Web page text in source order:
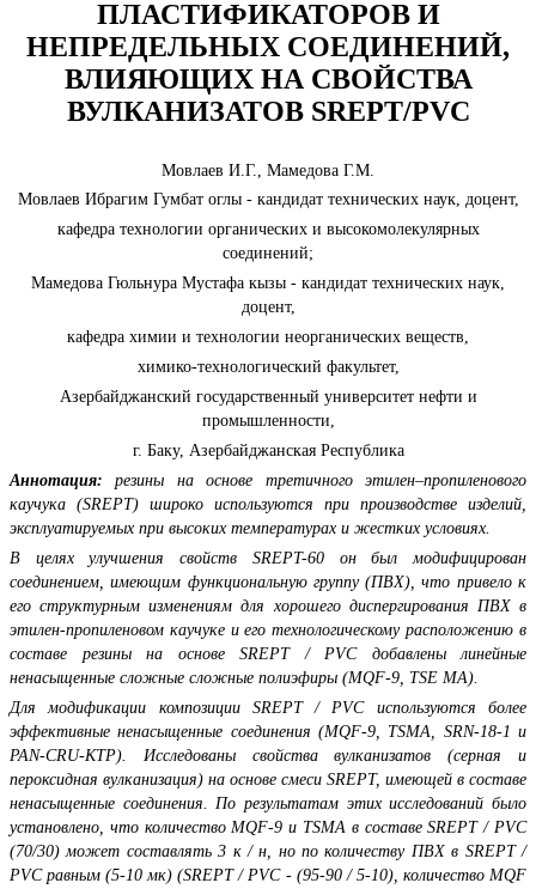
ПЛАСТИФИКАТОРОВ И
НЕПРЕДЕЛЬНЫХ СОЕДИНЕНИЙ,
ВЛИЯЮЩИХ НА СВОЙСТВА
ВУЛКАНИЗАТОВ SREPT/PVC
Мовлаев И.Г., Мамедова Г.М.
Мовлаев Ибрагим Гумбат оглы - кандидат технических наук, доцент,
кафедра технологии органических и высокомолекулярных
соединений;
Мамедова Гюльнура Мустафа кызы - кандидат технических наук,
доцент,
кафедра химии и технологии неорганических веществ,
химико-технологический факультет,
Азербайджанский государственный университет нефти и
промышленности,
г. Баку, Азербайджанская Республика
Аннотация: резины на основе третичного этилен–пропиленового
каучука (SREPT) широко используются при производстве изделий,
эксплуатируемых при высоких температурах и жестких условиях.
В целях улучшения свойств SREPT-60 он был модифицирован
соединением, имеющим функциональную группу (ПВХ), что привело к
его структурным изменениям для хорошего диспергирования ПВХ в
этилен-пропиленовом каучуке и его технологическому расположению в
составе резины на основе SREPT / PVC добавлены линейные
ненасыщенные сложные сложные полиэфиры (MQF-9, TSE MA).
Для модификации композиции SREPT / PVC используются более
эффективные ненасыщенные соединения (MQF-9, TSMA, SRN-18-1 и
PAN-CRU-KTP). Исследованы свойства вулканизатов (серная и
пероксидная вулканизация) на основе смеси SREPT, имеющей в составе
ненасыщенные соединения. По результатам этих исследований было
установлено, что количество MQF-9 и TSMA в составе SREPT / PVC
(70/30) может составлять 3 к / н, но по количеству ПВХ в SREPT /
PVC равным (5-10 мк) (SREPT / PVC - (95-90 / 5-10), количество MQF